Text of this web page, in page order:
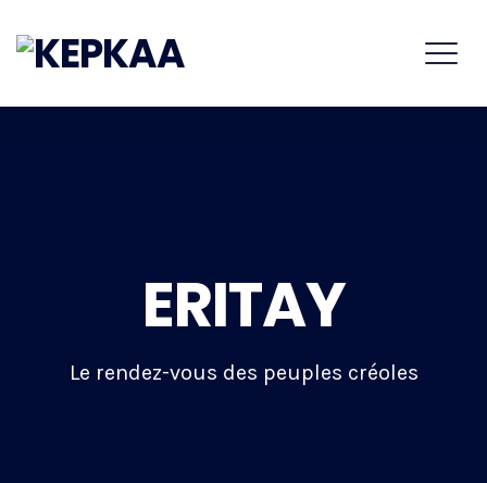
ERITAY
Le rendez-vous des peuples créoles